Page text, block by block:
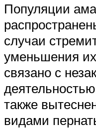
Популяции
случаи
уменьшения
связано с
также
видами